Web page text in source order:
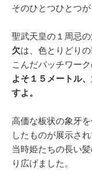
そのひとつひとつ
聖武天皇の１周忌
欠は、色とりどり
こんだパッチワー
よそ１５メートル
すよ。
高価な板状の象牙
したものが展示さ
当時姫たちの長い
り広げました。